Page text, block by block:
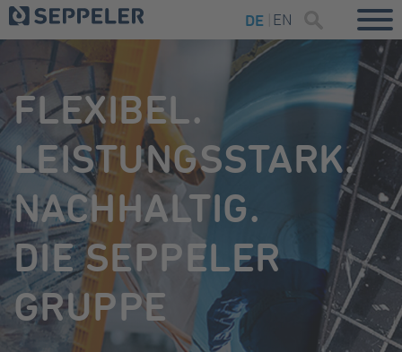
DE EN
FLEXIBEL.
LEISTUNGSSTARK.
NACHHALTIG.
DIE SEPPELER
GRUPPE